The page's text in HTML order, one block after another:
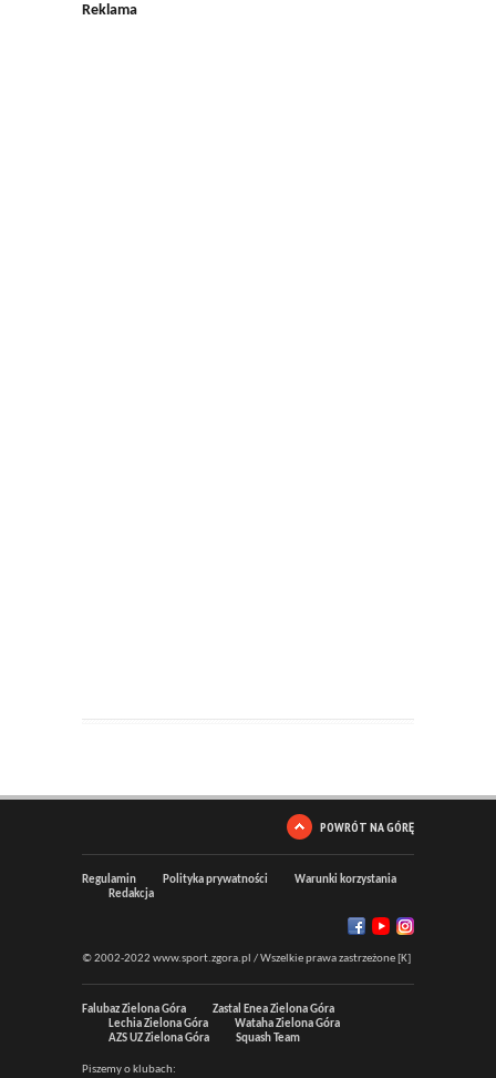
Reklama
POWRÓT NA GÓRĘ
Regulamin Polityka prywatności
Warunki korzystania
Redakcja
© 2002-2022 www.sport.zgora.pl / Wszelkie prawa zastrzeżone [K]
Falubaz Zielona Góra
Zastal Enea Zielona Góra
Lechia Zielona Góra
Wataha Zielona Góra
AZS UZ Zielona Góra
Squash Team
Piszemy o klubach: